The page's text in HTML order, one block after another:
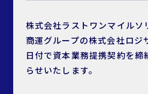
株式会社ラストワンマイルソ
商運グループの株式会社ロ
日付で資本業務提携契約を締
らせいたします。